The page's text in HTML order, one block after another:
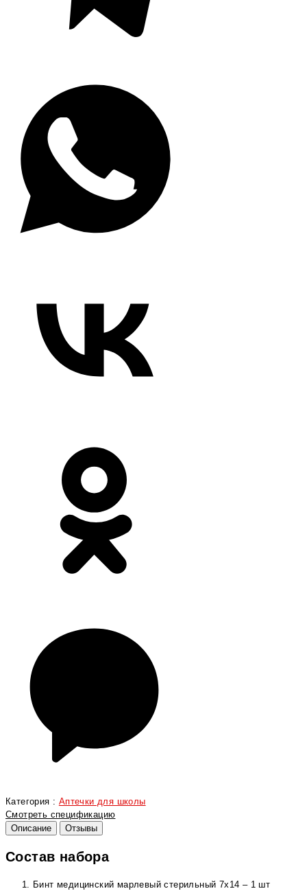
Категория : Аптечки для школы
Смотреть спецификацию
Описание
Отзывы
Состав набора
Бинт медицинский марлевый стерильный 7х14 – 1 шт